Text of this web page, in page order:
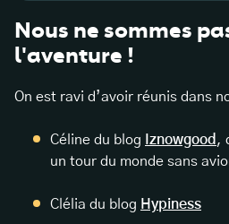
Nous ne sommes
l'aventure !
On est ravi d’avoir réunis dans
Céline du blog Iznowgood ,
un tour du monde sans
Clélia du blog Hypiness